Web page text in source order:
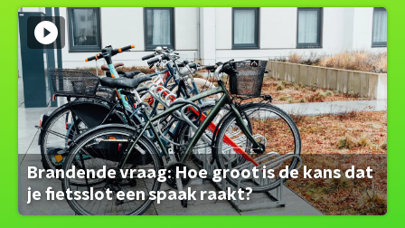
Brandende vraag: Hoe groot is de kans dat
je fietsslot een spaak raakt?